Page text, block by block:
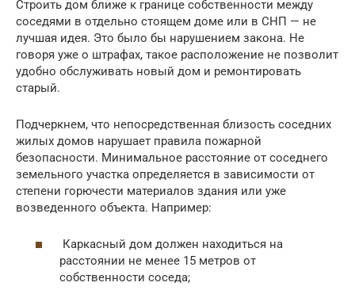
Строить дом ближе к границе собственности между
соседями в отдельно стоящем доме или в СНП — не
лучшая идея. Это было бы нарушением закона. Не
говоря уже о штрафах, такое расположение не позволит
удобно обслуживать новый дом и ремонтировать
старый.
Подчеркнем, что непосредственная близость соседних
жилых домов нарушает правила пожарной
безопасности. Минимальное расстояние от соседнего
земельного участка определяется в зависимости от
степени горючести материалов здания или уже
возведенного объекта. Например:
Каркасный дом должен находиться на
расстоянии не менее 15 метров от
собственности соседа;